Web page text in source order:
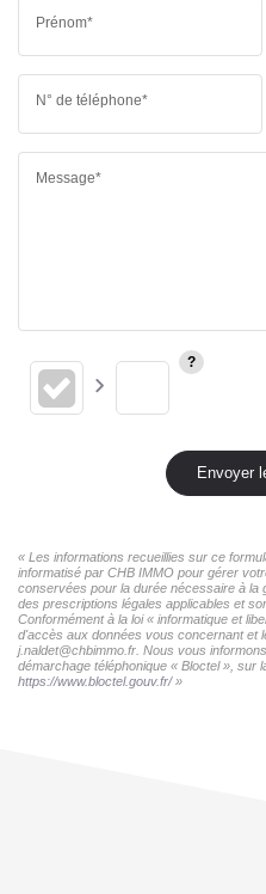
Prénom*
N° de téléphone*
Message*
Envoyer
« Les informations recueillies sur ce
informatisé par CHB IMMO pour gérer
conservées pour la durée nécessaire à la
des prescriptions légales applicables et
Conformément à la loi « informatique et
d'accès aux données vous concernant et
j.naldet@chbimmo.fr. Nous vous
démarchage téléphonique « Bloctel », sur
https://www.bloctel.gouv.fr/»